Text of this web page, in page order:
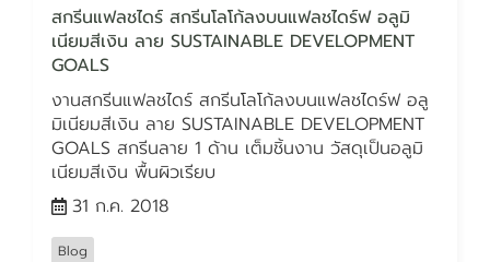
สกรีนแฟลชไดร์ สกรีนโลโก้ลงบนแฟลชไดร์ฟ อลูมิ
เนียมสีเงิน ลาย SUSTAINABLE DEVELOPMENT
GOALS
งานสกรีนแฟลชไดร์ สกรีนโลโก้ลงบนแฟลชไดร์ฟ อลู
มิเนียมสีเงิน ลาย SUSTAINABLE DEVELOPMENT
GOALS สกรีนลาย 1 ด้าน เต็มชิ้นงาน วัสดุเป็นอลูมิ
เนียมสีเงิน พื้นผิวเรียบ
31 ก.ค. 2018
Blog